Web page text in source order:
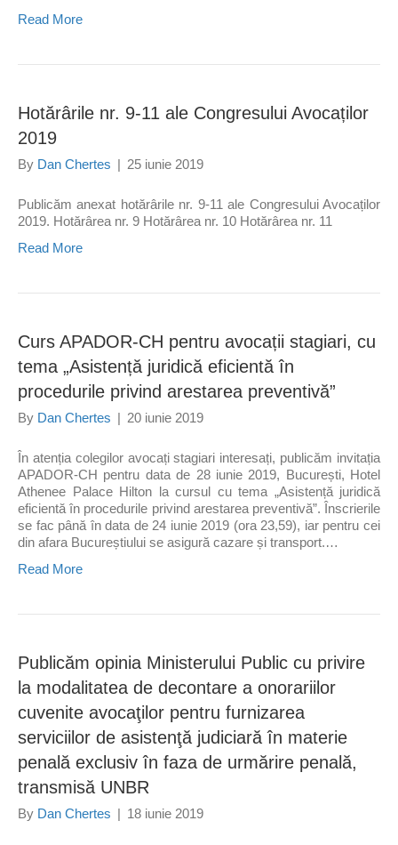
Read More
Hotărârile nr. 9-11 ale Congresului Avocaților
2019
By Dan Chertes | 25 iunie 2019
Publicăm anexat hotărârile nr. 9-11 ale Congresului Avocaților
2019. Hotărârea nr. 9 Hotărârea nr. 10 Hotărârea nr. 11
Read More
Curs APADOR-CH pentru avocații stagiari, cu
tema „Asistență juridică eficientă în
procedurile privind arestarea preventivă”
By Dan Chertes | 20 iunie 2019
În atenția colegilor avocați stagiari interesați, publicăm invitația
APADOR-CH pentru data de 28 iunie 2019, București, Hotel
Athenee Palace Hilton la cursul cu tema „Asistență juridică
eficientă în procedurile privind arestarea preventivă”. Înscrierile
se fac până în data de 24 iunie 2019 (ora 23,59), iar pentru cei
din afara Bucureștiului se asigură cazare și transport.…
Read More
Publicăm opinia Ministerului Public cu privire
la modalitatea de decontare a onorariilor
cuvenite avocaţilor pentru furnizarea
serviciilor de asistenţă judiciară în materie
penală exclusiv în faza de urmărire penală,
transmisă UNBR
By Dan Chertes | 18 iunie 2019